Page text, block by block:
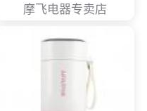
摩飞电器专卖店